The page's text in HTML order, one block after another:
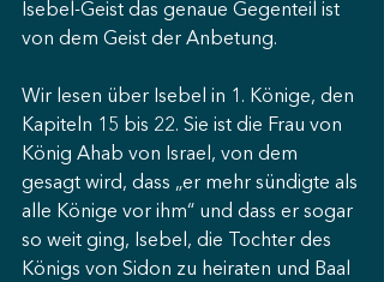
Isebel-Geist das genaue Gegenteil ist
von dem Geist der Anbetung.
Wir lesen über Isebel in 1. Könige, den
Kapiteln 15 bis 22. Sie ist die Frau von
König Ahab von Israel, von dem
gesagt wird, dass „er mehr sündigte als
alle Könige vor ihm“ und dass er sogar
so weit ging, Isebel, die Tochter des
Königs von Sidon zu heiraten und Baal